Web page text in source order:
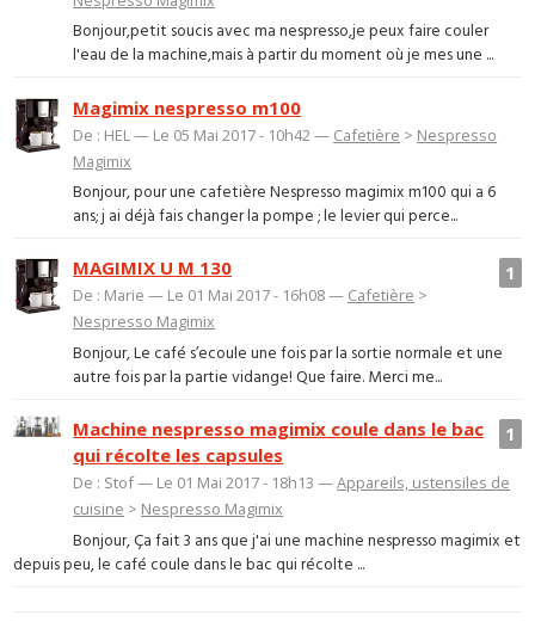
Bonjour,petit soucis avec ma nespresso,je peux faire couler
l'eau de la machine,mais à partir du moment où je mes une ...
Magimix nespresso m100
De : HEL — Le 05 Mai 2017 - 10h42 — Cafetière > Nespresso
Magimix
Bonjour, pour une cafetière Nespresso magimix m100 qui a 6
ans; j ai déjà fais changer la pompe ; le levier qui perce...
1
MAGIMIX U M 130
De : Marie — Le 01 Mai 2017 - 16h08 — Cafetière >
Nespresso Magimix
Bonjour, Le café s’ecoule une fois par la sortie normale et une
autre fois par la partie vidange! Que faire. Merci me...
1
Machine nespresso magimix coule dans le bac
qui récolte les capsules
De : Stof — Le 01 Mai 2017 - 18h13 —Appareils, ustensiles de
cuisine > Nespresso Magimix
Bonjour, Ça fait 3 ans que j'ai une machine nespresso magimix et
depuis peu, le café coule dans le bac qui récolte ...